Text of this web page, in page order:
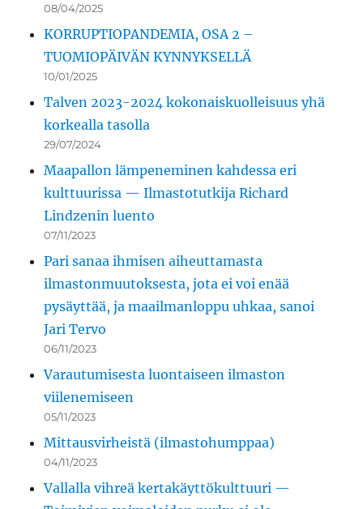
08/04/2025
KORRUPTIOPANDEMIA, OSA 2 –
TUOMIOPÄIVÄN KYNNYKSELLÄ
10/01/2025
Talven 2023-2024 kokonaiskuolleisuus yhä
korkealla tasolla
29/07/2024
Maapallon lämpeneminen kahdessa eri
kulttuurissa — Ilmastotutkija Richard
Lindzenin luento
07/11/2023
Pari sanaa ihmisen aiheuttamasta
ilmastonmuutoksesta, jota ei voi enää
pysäyttää, ja maailmanloppu uhkaa, sanoi
Jari Tervo
06/11/2023
Varautumisesta luontaiseen ilmaston
viilenemiseen
05/11/2023
Mittausvirheistä (ilmastohumppaa)
04/11/2023
Vallalla vihreä kertakäyttökulttuuri —